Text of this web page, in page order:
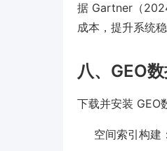
据 Gartner（
成本，提升系统
八、GEO
下载并安装 GEO
空间索引构建